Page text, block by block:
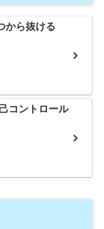
から抜ける
コントロール